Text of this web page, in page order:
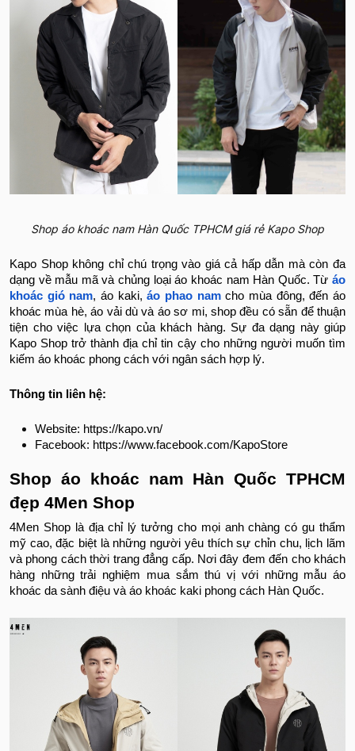
Shop áo khoác nam Hàn Quốc TPHCM giá rẻ Kapo Shop
Kapo Shop không chỉ chú trọng vào giá cả hấp dẫn mà còn đa
dạng về mẫu mã và chủng loại áo khoác nam Hàn Quốc. Từ áo
khoác gió nam, áo kaki,áo phao nam cho mùa đông, đến áo
khoác mùa hè, áo vải dù và áo sơ mi, shop đều có sẵn để thuận
tiện cho việc lựa chọn của khách hàng. Sự đa dạng này giúp
Kapo Shop trở thành địa chỉ tin cậy cho những người muốn tìm
kiếm áo khoác phong cách với ngân sách hợp lý.
Thông tin liên hệ:
Website: https://kapo.vn/
Facebook: https://www.facebook.com/KapoStore
Shop áo khoác nam Hàn Quốc TPHCM
đẹp 4Men Shop
4Men Shop là địa chỉ lý tưởng cho mọi anh chàng có gu thẩm
mỹ cao, đặc biệt là những người yêu thích sự chỉn chu, lịch lãm
và phong cách thời trang đẳng cấp. Nơi đây đem đến cho khách
hàng những trải nghiệm mua sắm thú vị với những mẫu áo
khoác da sành điệu và áo khoác kaki phong cách Hàn Quốc.